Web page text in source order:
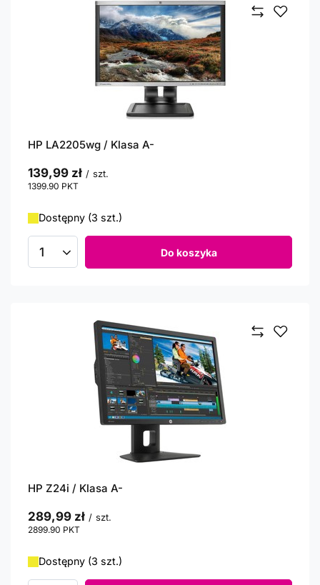
HP LA2205wg / Klasa A-
139,99 zł / szt.
1399.90 PKT
Dostępny (3 szt.)
Ilość produktów Do koszyka
HP Z24i / Klasa A-
289,99 zł / szt.
2899.90 PKT
Dostępny (3 szt.)